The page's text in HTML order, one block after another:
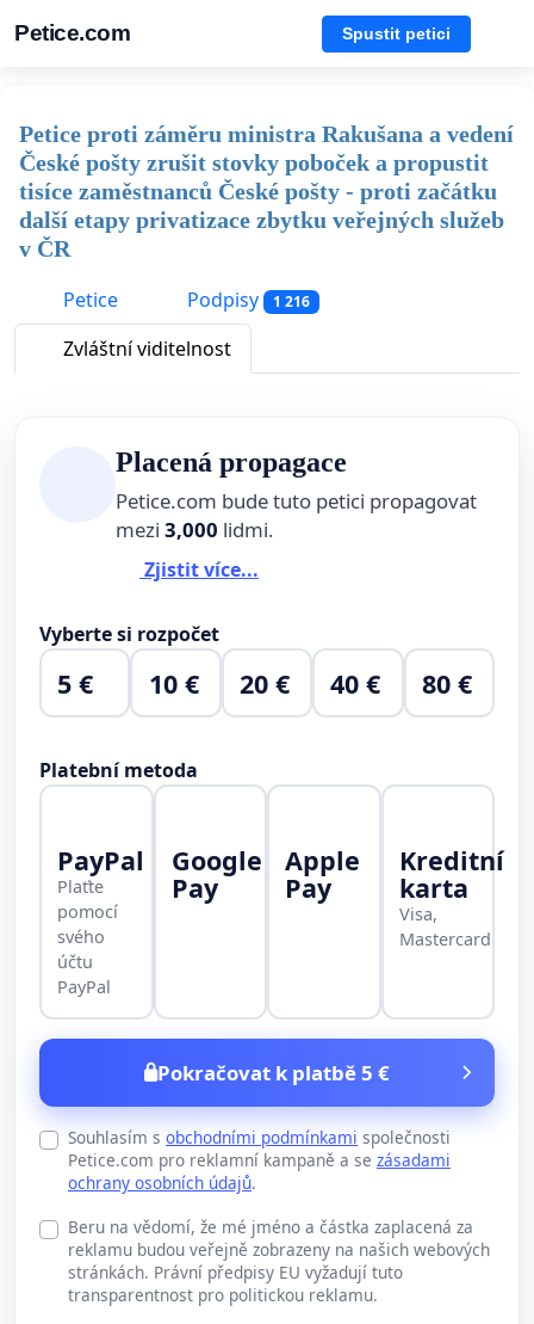
Petice.com Spustit petici
Petice proti záměru ministra Rakušana a vedení
České pošty zrušit stovky poboček a propustit
tisíce zaměstnanců České pošty - proti začátku
další etapy privatizace zbytku veřejných služeb
v ČR
Petice
Podpisy 1 216
Zvláštní viditelnost
Placená propagace
Petice.com bude tuto petici propagovat
mezi 3,000 lidmi.
Zjistit více...
Vyberte si rozpočet
5 € 10 € 20 € 40 € 80 €
Platební metoda
PayPal
Plaťte
pomocí
svého
účtu
PayPal
Google
Pay
Apple
Pay
Kreditní
karta
Visa,
Mastercard
Pokračovat k platbě 5 €
Souhlasím s obchodními podmínkami společnosti
Petice.com pro reklamní kampaně a se zásadami
ochrany osobních údajů.
Beru na vědomí, že mé jméno a částka zaplacená za
reklamu budou veřejně zobrazeny na našich webových
stránkách. Právní předpisy EU vyžadují tuto
transparentnost pro politickou reklamu.